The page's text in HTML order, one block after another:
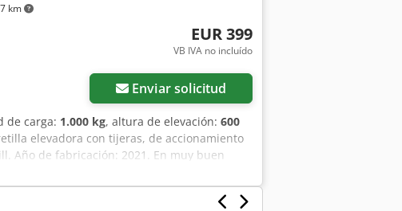
km
EUR 399
VB IVA no incluído
Enviar solicitud
de carga: 1.000 kg, altura de elevación: 600
elevadora con tijeras, de accionamiento
Año de fabricación: 2021. En muy buen